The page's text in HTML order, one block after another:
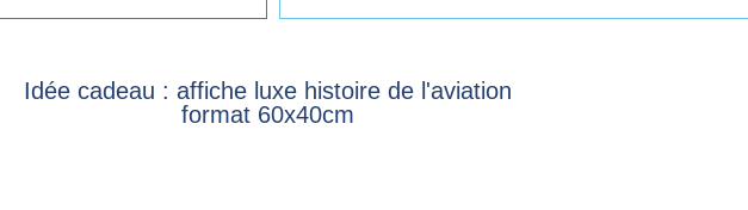
Idée cadeau : affiche luxe histoire de l'aviation
format 60x40cm